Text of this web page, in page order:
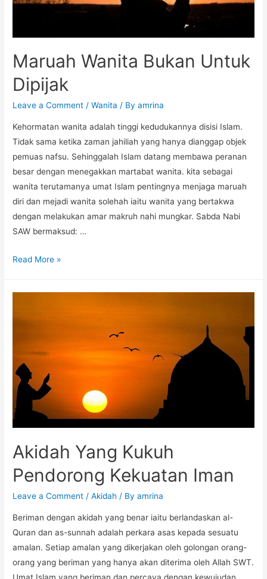
Maruah Wanita Bukan Untuk
Dipijak
Leave a Comment /Wanita / Byamrina
Kehormatan wanita adalah tinggi kedudukannya disisi Islam.
Tidak sama ketika zaman jahiliah yang hanya dianggap objek
pemuas nafsu. Sehinggalah Islam datang membawa peranan
besar dengan menegakkan martabat wanita. kita sebagai
wanita terutamanya umat Islam pentingnya menjaga maruah
diri dan mejadi wanita solehah iaitu wanita yang bertakwa
dengan melakukan amar makruh nahi mungkar. Sabda Nabi
SAW bermaksud: …
Read More »
Akidah Yang Kukuh
Pendorong Kekuatan Iman
Leave a Comment /Akidah / Byamrina
Beriman dengan akidah yang benar iaitu berlandaskan al-
Quran dan as-sunnah adalah perkara asas kepada sesuatu
amalan. Setiap amalan yang dikerjakan oleh golongan orang-
orang yang beriman yang hanya akan diterima oleh Allah SWT.
Umat Islam yang beriman dan percaya dengan kewujudan